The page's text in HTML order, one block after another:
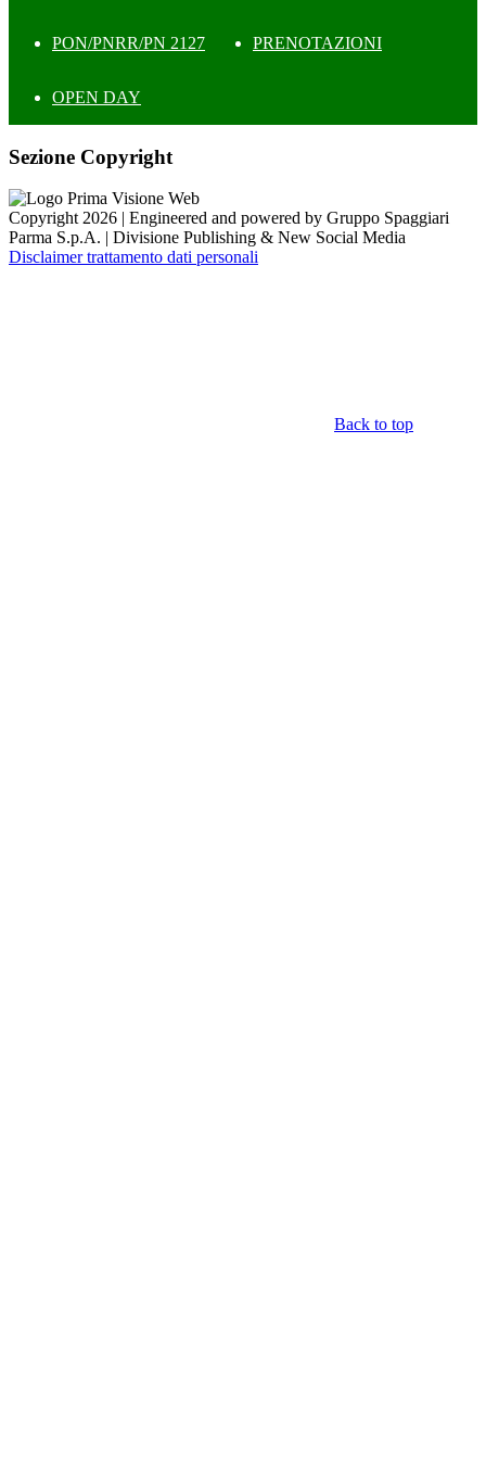
PON/PNRR/PN 2127 PRENOTAZIONI
OPEN DAY
Sezione Copyright
Copyright 2026 | Engineered and powered by Gruppo Spaggiari
Parma S.p.A. | Divisione Publishing & New Social Media
Disclaimer trattamento dati personali
Back to top